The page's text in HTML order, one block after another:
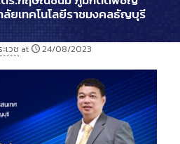
ยเทคโนโลยีราชมงคลธัญบุรี
เวช at 24/08/2023